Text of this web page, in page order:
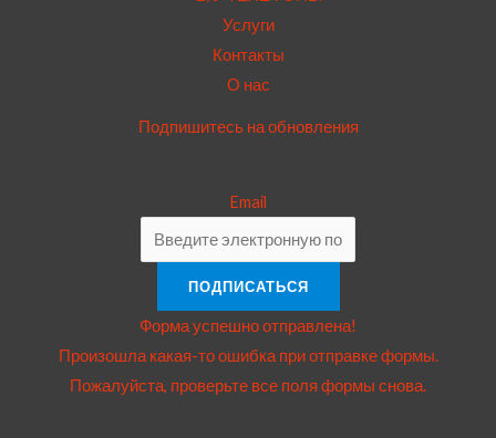
Услуги
Контакты
О нас
Подпишитесь на обновления
Email
ПОДПИСАТЬСЯ
Форма успешно отправлена!
Произошла какая-то ошибка при отправке формы.
Пожалуйста, проверьте все поля формы снова.